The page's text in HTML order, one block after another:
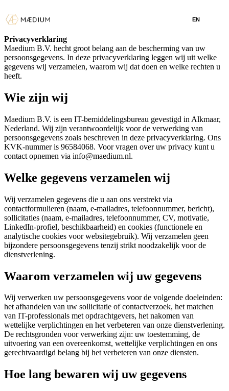
EN
Privacyverklaring
Maedium B.V. hecht groot belang aan de bescherming van uw
persoonsgegevens. In deze privacyverklaring leggen wij uit welke
gegevens wij verzamelen, waarom wij dat doen en welke rechten u
heeft.
Wie zijn wij
Maedium B.V. is een IT-bemiddelingsbureau gevestigd in Alkmaar,
Nederland. Wij zijn verantwoordelijk voor de verwerking van
persoonsgegevens zoals beschreven in deze privacyverklaring. Ons
KVK-nummer is 96584068. Voor vragen over uw privacy kunt u
contact opnemen via info@maedium.nl.
Welke gegevens verzamelen wij
Wij verzamelen gegevens die u aan ons verstrekt via
contactformulieren (naam, e-mailadres, telefoonnummer, bericht),
sollicitaties (naam, e-mailadres, telefoonnummer, CV, motivatie,
LinkedIn-profiel, beschikbaarheid) en cookies (functionele en
analytische cookies voor websitegebruik). Wij verzamelen geen
bijzondere persoonsgegevens tenzij strikt noodzakelijk voor de
dienstverlening.
Waarom verzamelen wij uw gegevens
Wij verwerken uw persoonsgegevens voor de volgende doeleinden:
het afhandelen van uw sollicitatie of contactverzoek, het matchen
van IT-professionals met opdrachtgevers, het nakomen van
wettelijke verplichtingen en het verbeteren van onze dienstverlening.
De rechtsgronden voor verwerking zijn: uw toestemming, de
uitvoering van een overeenkomst, wettelijke verplichtingen en ons
gerechtvaardigd belang bij het verbeteren van onze diensten.
Hoe lang bewaren wij uw gegevens